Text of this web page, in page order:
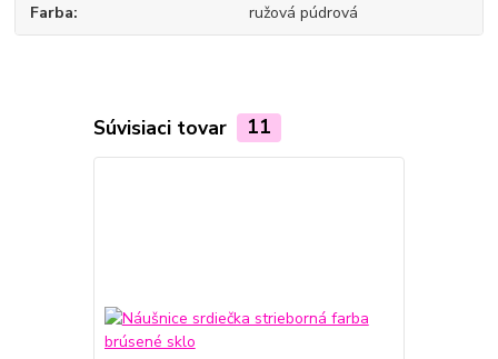
Farba ružová púdrová
Súvisiaci tovar 11